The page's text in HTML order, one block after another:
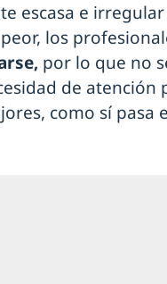
escasa e
los
por lo que no
de atención
como sí pasa